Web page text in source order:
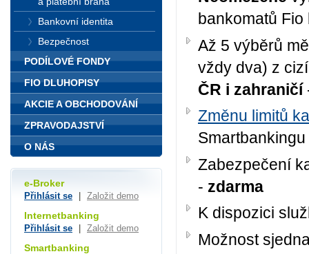
bankomatů
Až 5 výběrů
vždy dva) z
ČR i zahraničí
Změnu limitů
Zabezpečení
- zdarma
K dispozici
Možnost
Bankovní identita
Bezpečnost
PODÍLOVÉ FONDY
FIO DLUHOPISY
AKCIE A OBCHODOVÁNÍ
ZPRAVODAJSTVÍ
O NÁS
e-Broker
Přihlásit se Založit demo
Internetbanking
Přihlásit se Založit demo
Smartbanking